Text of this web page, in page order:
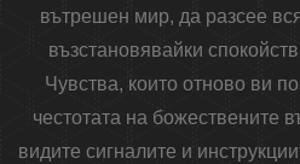
вътрешен мир, да разсее
възстановявайки
Чувства, които отново ви
честотата на божествените
видите сигналите и